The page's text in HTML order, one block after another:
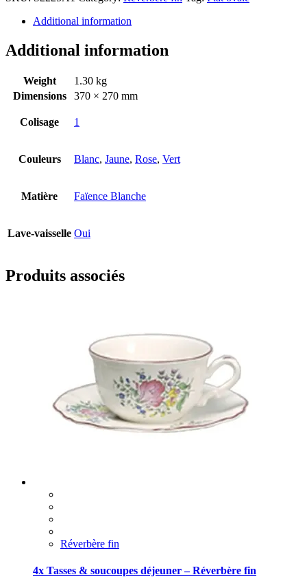
Additional information
Additional information
Weight
1.30 kg
Dimensions
370 × 270 mm
Colisage 1
Couleurs Blanc, Jaune, Rose, Vert
Matière Faïence Blanche
Lave-vaisselle Oui
Produits associés
Réverbère fin
4x Tasses & soucoupes déjeuner – Réverbère fin